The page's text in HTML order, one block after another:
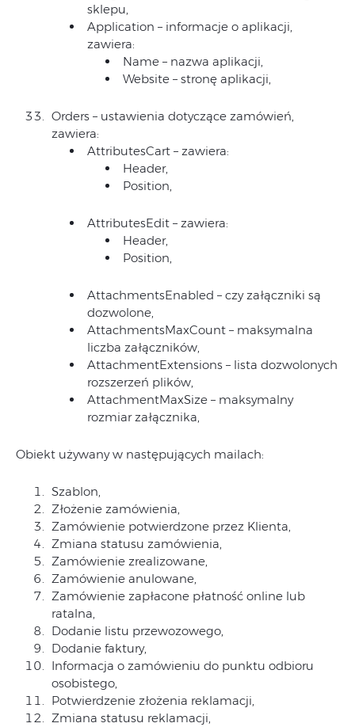
sklepu,
Application – informacje o aplikacji,
zawiera:
Name – nazwa aplikacji,
Website – stronę aplikacji,
Orders – ustawienia dotyczące zamówień,
zawiera:
AttributesCart – zawiera:
Header,
Position,
AttributesEdit – zawiera:
Header,
Position,
AttachmentsEnabled – czy załączniki są
dozwolone,
AttachmentsMaxCount – maksymalna
liczba załączników,
AttachmentExtensions – lista dozwolonych
rozszerzeń plików,
AttachmentMaxSize – maksymalny
rozmiar załącznika,
Obiekt używany w następujących mailach:
Szablon,
Złożenie zamówienia,
Zamówienie potwierdzone przez Klienta,
Zmiana statusu zamówienia,
Zamówienie zrealizowane,
Zamówienie anulowane,
Zamówienie zapłacone płatność online lub
ratalna,
Dodanie listu przewozowego,
Dodanie faktury,
Informacja o zamówieniu do punktu odbioru
osobistego,
Potwierdzenie złożenia reklamacji,
Zmiana statusu reklamacji,